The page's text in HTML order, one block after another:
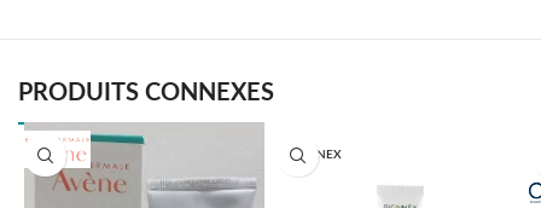
PRODUITS CONNEXES
BIONNEX